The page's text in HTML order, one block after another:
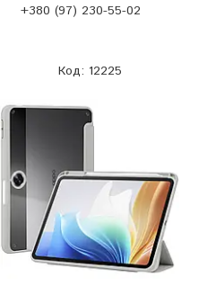
+380 (97) 230-55-02
12225